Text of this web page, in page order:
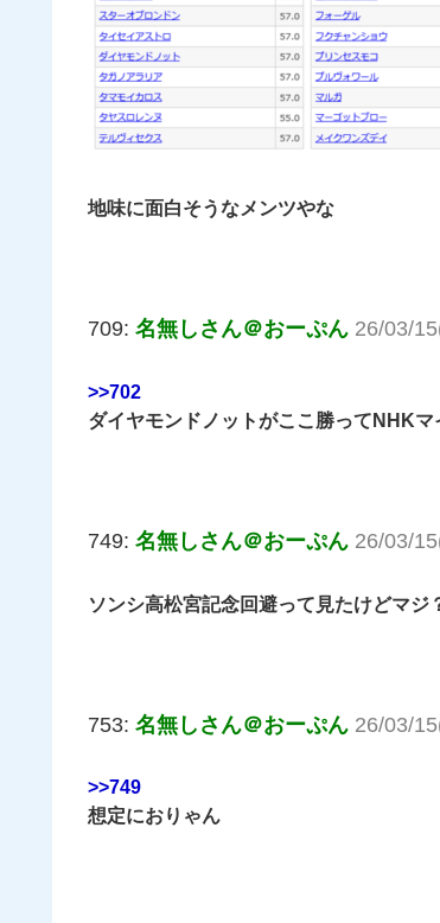
地味に面白そうなメンツやな
709: 名無しさん＠おーぷん 26/03/
>>702
ダイヤモンドノットがここ勝ってNHK
749: 名無しさん＠おーぷん 26/03/
ソンシ高松宮記念回避って見たけどマジ
753: 名無しさん＠おーぷん 26/03/
>>749
想定におりゃん